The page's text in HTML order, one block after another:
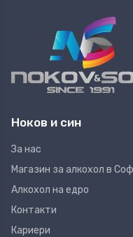
Ноков и син
За нас
Магазин за алкохол в
Алкохол на едро
Контакти
Кариери